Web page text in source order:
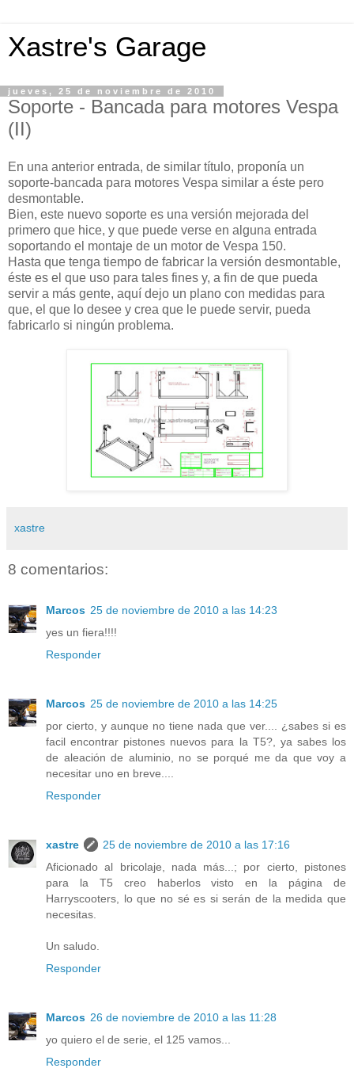
Xastre's Garage
jueves, 25 de noviembre de 2010
Soporte - Bancada para motores Vespa
(II)
En una anterior entrada, de similar título, proponía un
soporte-bancada para motores Vespa similar a éste pero
desmontable.
Bien, este nuevo soporte es una versión mejorada del
primero que hice, y que puede verse en alguna entrada
soportando el montaje de un motor de Vespa 150.
Hasta que tenga tiempo de fabricar la versión desmontable,
éste es el que uso para tales fines y, a fin de que pueda
servir a más gente, aquí dejo un plano con medidas para
que, el que lo desee y crea que le puede servir, pueda
fabricarlo si ningún problema.
xastre
8 comentarios:
Marcos 25 de noviembre de 2010 a las 14:23
yes un fiera!!!!
Responder
Marcos 25 de noviembre de 2010 a las 14:25
por cierto, y aunque no tiene nada que ver.... ¿sabes si es
facil encontrar pistones nuevos para la T5?, ya sabes los
de aleación de aluminio, no se porqué me da que voy a
necesitar uno en breve....
Responder
xastre
25 de noviembre de 2010 a las 17:16
Aficionado al bricolaje, nada más...; por cierto, pistones
para la T5 creo haberlos visto en la página de
Harryscooters, lo que no sé es si serán de la medida que
necesitas.
Un saludo.
Responder
Marcos 26 de noviembre de 2010 a las 11:28
yo quiero el de serie, el 125 vamos...
Responder